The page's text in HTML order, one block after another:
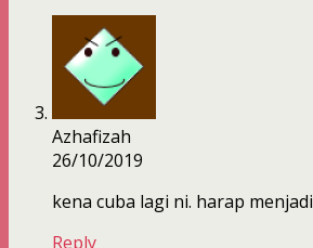
Azhafizah
26/10/2019
kena cuba lagi ni. harap menjadi
Reply